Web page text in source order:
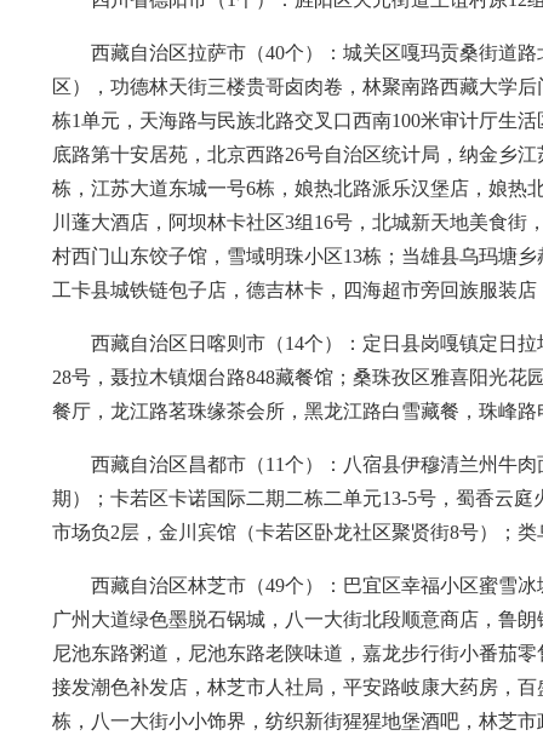
西藏自治区拉萨市（40个）：城关区嘎玛贡桑街道
区），功德林天街三楼贵哥卤肉卷，林聚南路西藏大学
栋1单元，天海路与民族北路交叉口西南100米审计厅生
底路第十安居苑，北京西路26号自治区统计局，纳金乡
栋，江苏大道东城一号6栋，娘热北路派乐汉堡店，娘热
川蓬大酒店，阿坝林卡社区3组16号，北城新天地美食
村西门山东饺子馆，雪域明珠小区13栋；当雄县乌玛塘
工卡县城铁链包子店，德吉林卡，四海超市旁回族服装
西藏自治区日喀则市（14个）：定日县岗嘎镇定日
28号，聂拉木镇烟台路848藏餐馆；桑珠孜区雅喜阳光
餐厅，龙江路茗珠缘茶会所，黑龙江路白雪藏餐，珠峰
西藏自治区昌都市（11个）：八宿县伊穆清兰州牛
期）；卡若区卡诺国际二期二栋二单元13-5号，蜀香云
市场负2层，金川宾馆（卡若区卧龙社区聚贤街8号）；
西藏自治区林芝市（49个）：巴宜区幸福小区蜜雪
广州大道绿色墨脱石锅城，八一大街北段顺意商店，鲁
尼池东路粥道，尼池东路老陕味道，嘉龙步行街小番茄
接发潮色补发店，林芝市人社局，平安路岐康大药房，
栋，八一大街小小饰界，纺织新街猩猩地堡酒吧，林芝